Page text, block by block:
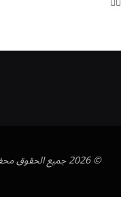
© 2026 جميع الحقوق محفوظة. للتواصل: